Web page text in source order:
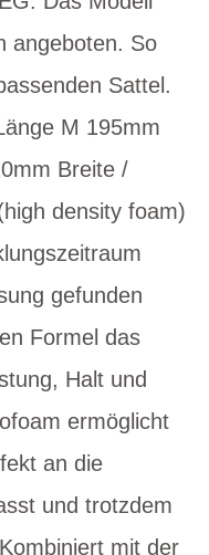
angeboten. So
Sattel.
M 195mm
Breite /
density foam)
gefunden
Formel das
Halt und
ermöglicht
an die
und trotzdem
mit der